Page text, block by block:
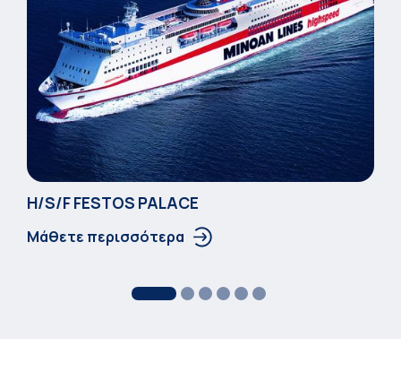
Η/S/F FESTOS PALACΕ
Μάθετε περισσότερα